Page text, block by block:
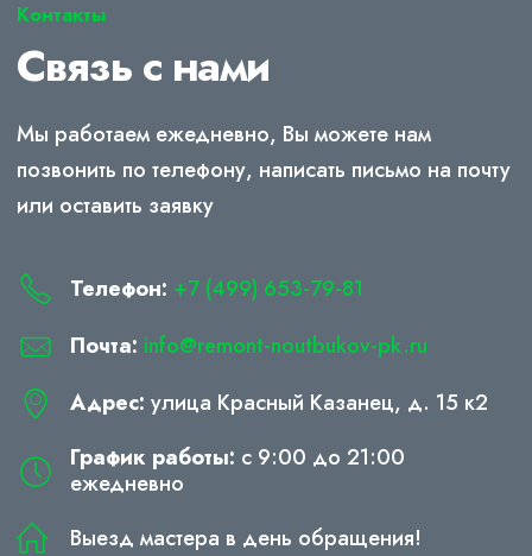
Контакты
Связь с нами
Мы работаем ежедневно, Вы можете нам
позвонить по телефону, написать письмо на почту
или оставить заявку
Телефон: +7 (499) 653-79-81
Почта: info@remont-noutbukov-pk.ru
Адрес: улица Красный Казанец, д. 15 к2
График работы: с 9:00 до 21:00
ежедневно
Выезд мастера в день обращения!